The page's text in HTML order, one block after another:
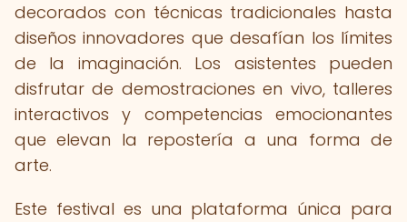
decorados con técnicas tradicionales hasta
diseños innovadores que desafían los límites
de la imaginación. Los asistentes pueden
disfrutar de demostraciones en vivo, talleres
interactivos y competencias emocionantes
que elevan la repostería a una forma de
arte.
Este festival es una plataforma única para